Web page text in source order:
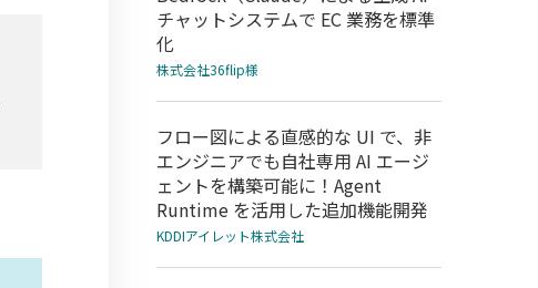
チャットシステムで EC 業務を標準
化
株式会社36flip様
フロー図による直感的な UI で、非
エンジニアでも自社専用 AI エージ
ェントを構築可能に！Agent
Runtime を活用した追加機能開発
KDDIアイレット株式会社